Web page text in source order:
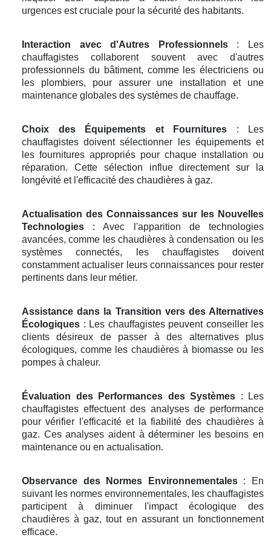
urgences est cruciale pour la sécurité des habitants.
Interaction avec d'Autres Professionnels: Les
chauffagistes collaborent souvent avec d'autres
professionnels du bâtiment, comme les électriciens ou
les plombiers, pour assurer une installation et une
maintenance globales des systèmes de chauffage.
Choix des Équipements et Fournitures : Les
chauffagistes doivent sélectionner les équipements et
les fournitures appropriés pour chaque installation ou
réparation. Cette sélection influe directement sur la
longévité et l'efficacité des chaudières à gaz.
Actualisation des Connaissances sur les Nouvelles
Technologies : Avec l'apparition de technologies
avancées, comme les chaudières à condensation ou les
systèmes connectés, les chauffagistes doivent
constamment actualiser leurs connaissances pour rester
pertinents dans leur métier.
Assistance dans la Transition vers des Alternatives
Écologiques : Les chauffagistes peuvent conseiller les
clients désireux de passer à des alternatives plus
écologiques, comme les chaudières à biomasse ou les
pompes à chaleur.
Évaluation des Performances des Systèmes : Les
chauffagistes effectuent des analyses de performance
pour vérifier l'efficacité et la fiabilité des chaudières à
gaz. Ces analyses aident à déterminer les besoins en
maintenance ou en actualisation.
Observance des Normes Environnementales: En
suivant les normes environnementales, les chauffagistes
participent à diminuer l'impact écologique des
chaudières à gaz, tout en assurant un fonctionnement
efficace.